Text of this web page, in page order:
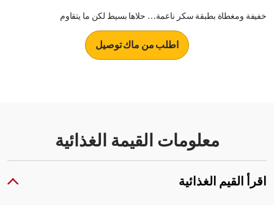
خفيفة ومغطاة بطبقة سكر ناعمة… حلاها بسيط لكن ما يتقاوم
اطلب من ماك توصيل
معلومات القيمة الغذائية
اقرأ القيم الغذائية